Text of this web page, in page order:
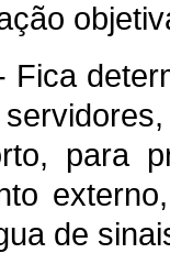
Fica
para
de